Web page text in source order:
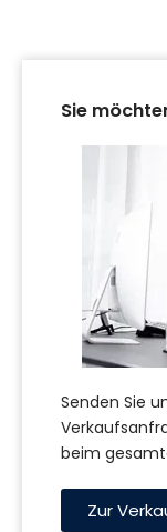
Sie
Senden Sie
beim
Zur